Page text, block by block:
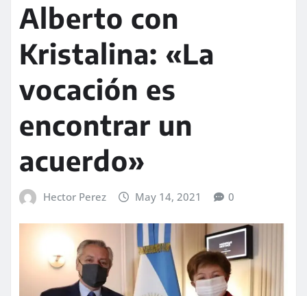
Alberto con
Kristalina: «La
vocación es
encontrar un
acuerdo»
Hector Perez May 14, 2021 0